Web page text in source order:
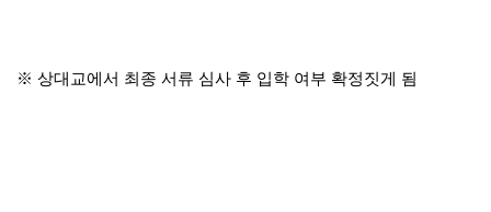
※ 상대교에서 최종 서류 심사 후 입학 여부 확정짓게 됨